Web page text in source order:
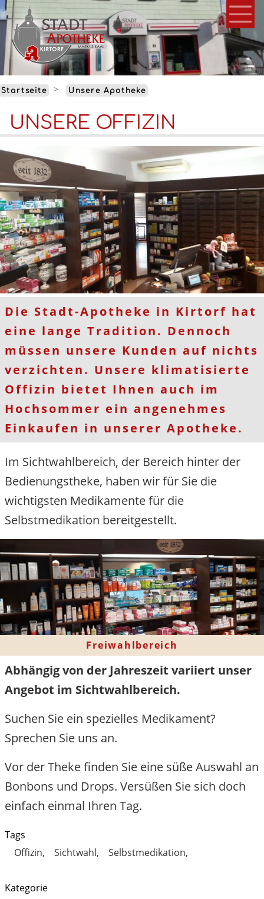
Direkt
zum
Inhalt
Startseite Unsere Apotheke
UNSERE OFFIZIN
Die Stadt-Apotheke in Kirtorf hat
eine lange Tradition. Dennoch
müssen unsere Kunden auf nichts
verzichten. Unsere klimatisierte
Offizin bietet Ihnen auch im
Hochsommer ein angenehmes
Einkaufen in unserer Apotheke.
Im Sichtwahlbereich, der Bereich hinter der
Bedienungstheke, haben wir für Sie die
wichtigsten Medikamente für die
Selbstmedikation bereitgestellt.
Freiwahlbereich
Abhängig von der Jahreszeit variiert unser
Angebot im Sichtwahlbereich.
Suchen Sie ein spezielles Medikament?
Sprechen Sie uns an.
Vor der Theke finden Sie eine süße Auswahl an
Bonbons und Drops. Versüßen Sie sich doch
einfach einmal Ihren Tag.
Tags
Offizin
Sichtwahl Selbstmedikation
Kategorie